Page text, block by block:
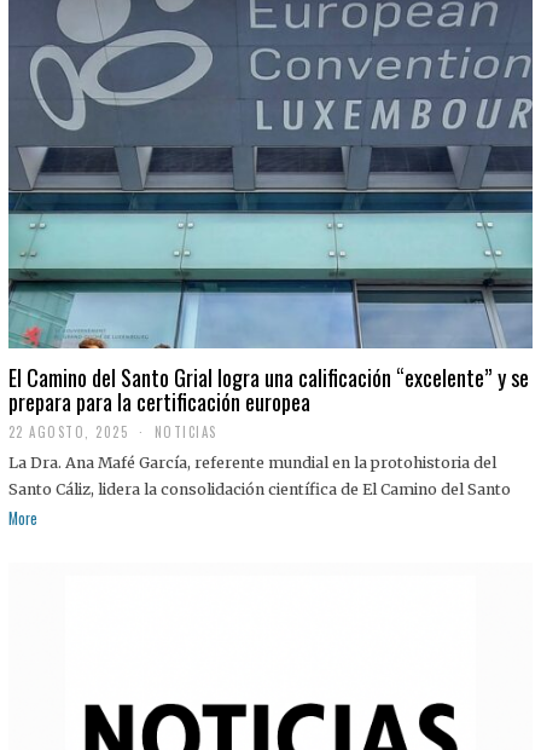
El Camino del Santo Grial logra una calificación “excelente” y se
prepara para la certificación europea
22 AGOSTO, 2025
2
A
G
NOTICIAS
La Dra. Ana Mafé García, referente mundial en la protohistoria del
Santo Cáliz, lidera la consolidación científica de El Camino del Santo
More